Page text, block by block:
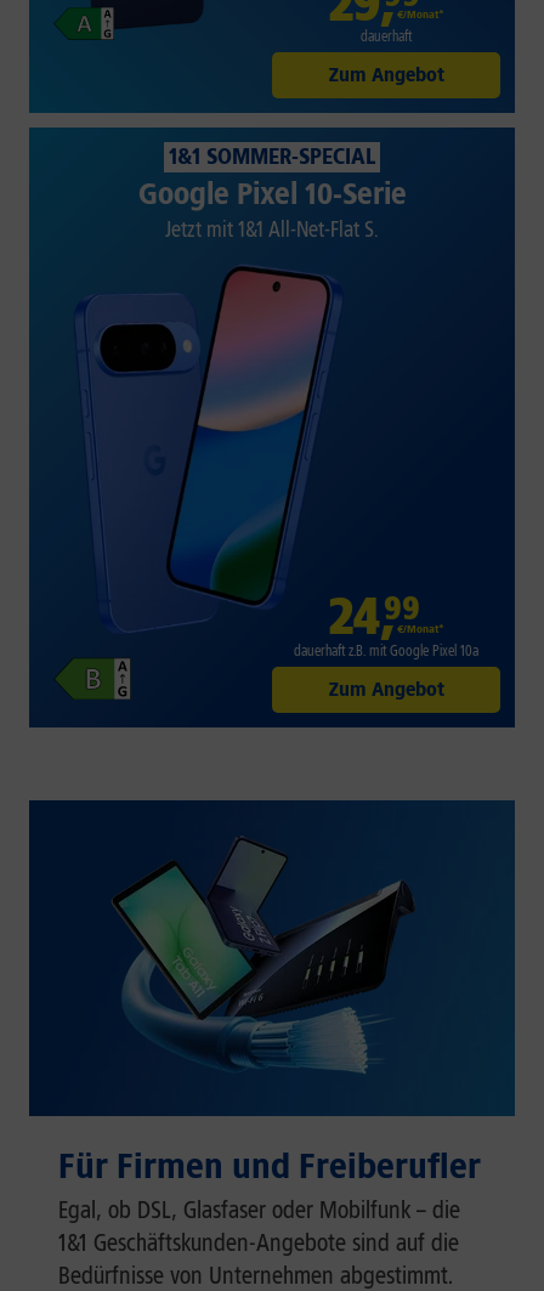
€/Monat*
dauerhaft
Zum Angebot
1&1 SOMMER-SPECIAL
Google Pixel 10-Serie
Jetzt mit 1&1 All-Net-Flat S.
24,99
€/Monat*
dauerhaft z.B. mit Google Pixel 10a
Zum Angebot
Für Firmen und Freiberufler
Egal, ob DSL, Glasfaser oder Mobilfunk – die
1&1 Geschäftskunden-Angebote sind auf die
Bedürfnisse von Unternehmen abgestimmt.